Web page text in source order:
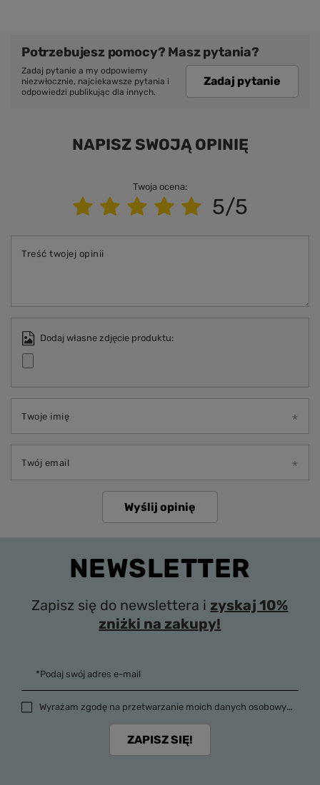
Potrzebujesz pomocy? Masz pytania?
Zadaj pytanie a my odpowiemy
niezwłocznie, najciekawsze pytania i
odpowiedzi publikując dla innych.
Zadaj pytanie
NAPISZ SWOJĄ OPINIĘ
Twoja ocena:
5/5
Treść twojej opinii
Dodaj własne zdjęcie produktu:
Twoje imię
Twój email
Wyślij opinię
NEWSLETTER
Zapisz się do newslettera i zyskaj 10%
zniżki na zakupy!
*Podaj swój adres e-mail
Wyrażam zgodę na przetwarzanie moich danych osobowych (adres e-mail) na potrzeby wysyłki newslettera z informacją handlową (marketing). Więcej w
ZAPISZ SIĘ!